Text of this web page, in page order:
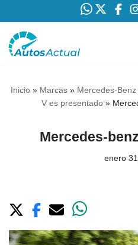
Saltar
Inicio » Marcas » Mercedes-Benz
V es presentado »
Mercedes-
enero